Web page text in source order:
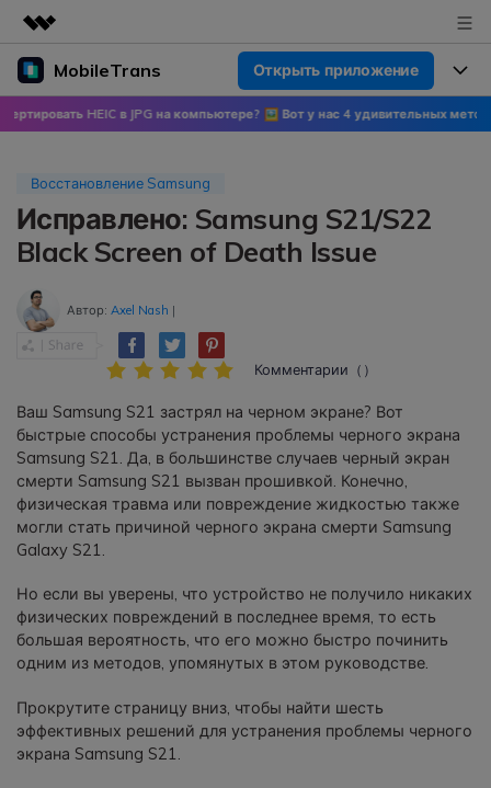
Рекомендуемые продукты
Цифровая креативность AIGC
Бизнес
О нас
Новости
Покупка
Поддержка
MobileTrans Открыть приложение
Продукты
ПК
Перенос данных WhatsApp
WhatsApp и других социальных
приложений на ПК и
Перенос данных смартфона
Передавайте сообщения,
фотографии, видео и многое
другое со смартфона на смартфон,
Резервное копирование и
восстановление
Создавайте резервные копии для
18+ типов данных и данных
WhatsApp на ПК. С легкостью
Цены
Цены для версий Windows
Цены для Android
Скидки до 50%
Центр поддержки
Блог
Популярные темы
Конкурсы и мероприятия
Узнайте больше
Скачать
HEIC в JPG на компьютере? 🖼 Вот у нас 4 удивительных метода!🍀
Восстановление Samsung
Исправлено: Samsung S21/S22
Black Screen of Death Issue
Автор:Axel Nash |
Комментарии（）
Ваш Samsung S21 застрял на черном экране? Вот
быстрые способы устранения проблемы черного экрана
Samsung S21. Да, в большинстве случаев черный экран
смерти Samsung S21 вызван прошивкой. Конечно,
физическая травма или повреждение жидкостью также
могли стать причиной черного экрана смерти Samsung
Galaxy S21.
Но если вы уверены, что устройство не получило никаких
физических повреждений в последнее время, то есть
большая вероятность, что его можно быстро починить
одним из методов, упомянутых в этом руководстве.
Прокрутите страницу вниз, чтобы найти шесть
эффективных решений для устранения проблемы черного
экрана Samsung S21.